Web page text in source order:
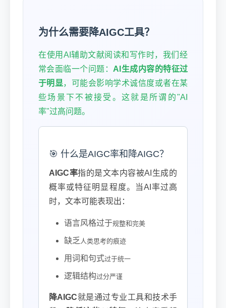
为什么需要降AIGC工具？
在使用AI辅助文献阅读和写作时，我们经
常会面临一个问题： AI生成内容的特征过
于明显，可能会影响学术诚信度或者在某
些场景下不被接受。这就是所谓的"AI
率"过高问题。
🎯 什么是AIGC率和降AIGC？
AIGC率指的是文本内容被AI生成的
概率或特征明显程度。当AI率过高
时，文本可能表现出：
语言风格过于规整和完美
缺乏 人类思考的痕迹
用词和句式过于统一
逻辑结构过分严谨
降AIGC就是通过专业工具和技术手